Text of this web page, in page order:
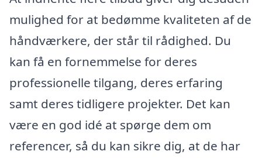
mulighed for at bedømme kvaliteten af de
håndværkere, der står til rådighed. Du
kan få en fornemmelse for deres
professionelle tilgang, deres erfaring
samt deres tidligere projekter. Det kan
være en god idé at spørge dem om
referencer, så du kan sikre dig, at de har